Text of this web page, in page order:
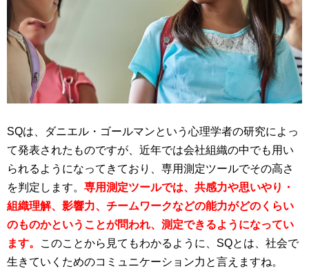
SQは、ダニエル・ゴールマンという心理学者の研究によっ
て発表されたものですが、近年では会社組織の中でも用い
られるようになってきており、専用測定ツールでその高さ
を判定します。 専用測定ツールでは、共感力や思いやり・
組織理解、影響力、チームワークなどの能力がどのくらい
のものかということが問われ、測定できるようになってい
ます。
このことから見てもわかるように、SQとは、社会で
生きていくためのコミュニケーション力と言えますね。